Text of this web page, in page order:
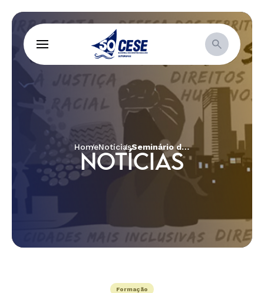
HomeNotícias Seminário discute faces do racismo fundiário, às vezes nebulosas, porém sempre violentas
NOTÍCIAS
Formação